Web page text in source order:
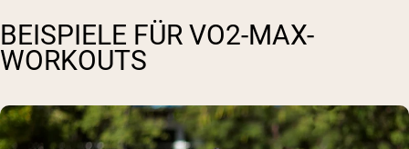
BEISPIELE FÜR VO2-MAX-
WORKOUTS